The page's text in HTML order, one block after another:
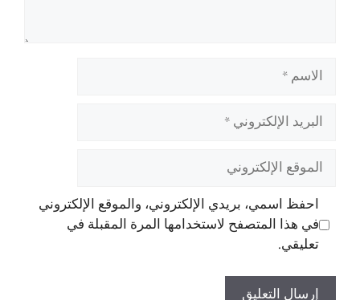
الاسم
البريد
الإلكتروني
الموقع
الإلكتروني
احفظ اسمي، بريدي الإلكتروني، والموقع الإلكتروني
في هذا المتصفح لاستخدامها المرة المقبلة في
تعليقي.